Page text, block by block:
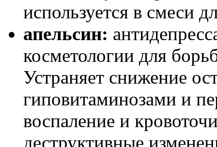
используется в смеси
апельсин:
косметологии для
Устраняет снижение
гиповитаминозами и
воспаление и
деструктивные